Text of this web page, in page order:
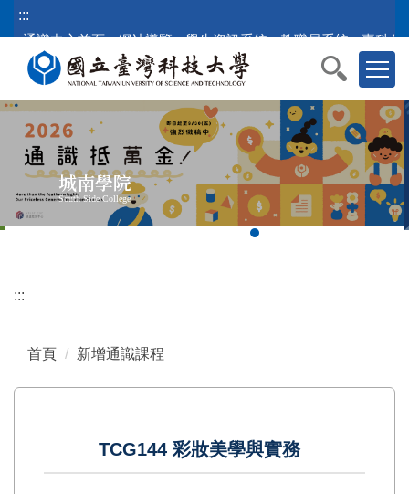
跳
到
內
:::
通識中心首頁
網站導覽 學生資訊系統 教職員系統 臺科公
城南學院
South Side College
:::
首頁 新增通識課程
TCG144 彩妝美學與實務